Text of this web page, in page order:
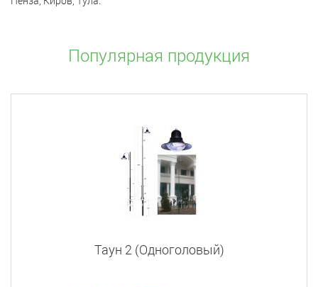
Популярная продукция
Таун 2 (Одноголовый)